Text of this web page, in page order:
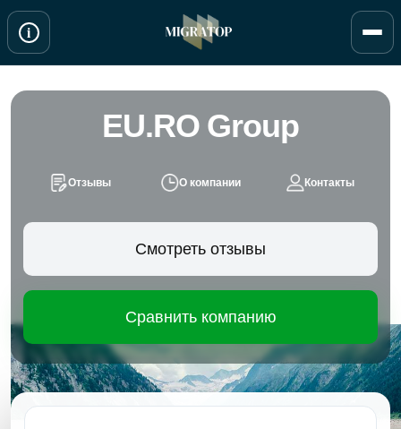
Перейти
содержимому
i
EU.RO Group
Отзывы О компании Контакты
Смотреть отзывы
Сравнить компанию